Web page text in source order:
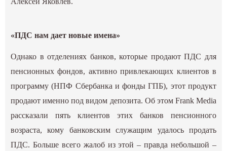
«ПДС нам дает новые имена»
Однако в отделениях банков, которые продают ПДС для
пенсионных фондов, активно привлекающих клиентов в
программу (НПФ Сбербанка и фонды ГПБ), этот продукт
продают именно под видом депозита. Об этом Frank Media
рассказали пять клиентов этих банков пенсионного
возраста, кому банковским служащим удалось продать
ПДС. Больше всего жалоб из этой – правда небольшой –